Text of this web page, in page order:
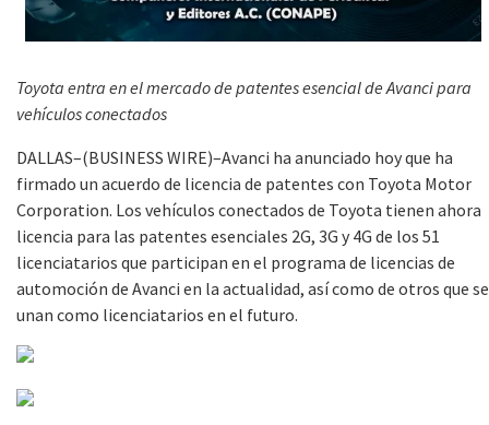
Toyota entra en el mercado de patentes esencial de Avanci para
vehículos conectados
DALLAS–(BUSINESS WIRE)–Avanci ha anunciado hoy que ha
firmado un acuerdo de licencia de patentes con Toyota Motor
Corporation. Los vehículos conectados de Toyota tienen ahora
licencia para las patentes esenciales 2G, 3G y 4G de los 51
licenciatarios que participan en el programa de licencias de
automoción de Avanci en la actualidad, así como de otros que se
unan como licenciatarios en el futuro.